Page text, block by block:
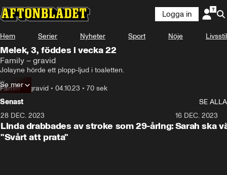
Logga in
Hem Serier Nyheter Sport Nöje Livsstil
Melek, 3, föddes i vecka 22
Family – gravid
Jolayne hörde ett plopp-ljud i toaletten.
Det var dottern Melek som fötts för tidigt.
Hon hade bara fem procents chans att överleva, nu har hon fyllt tre år.
– Jag vill ge hopp till andra kvinnor som föder för tidigt, säger
mamman Jolayne.
Family – gravid • 04.10.23 • 70 sek
Se mer
Senast
SE ALLA
28 DEC. 2023
Linda drabbades av stroke som 29-åring:
"Svårt att prata"
16 DEC. 2023
Sarah ska